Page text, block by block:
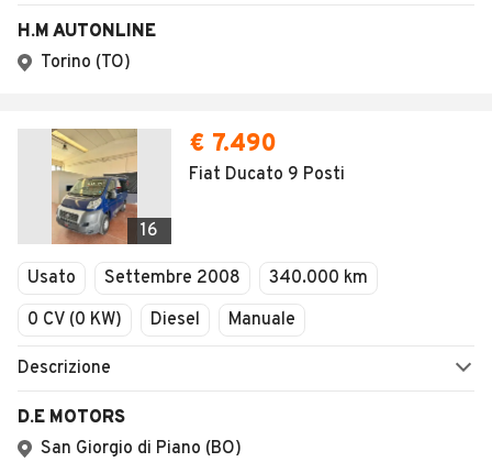
H.M AUTONLINE
Torino (TO)
16
€ 7.490
Fiat Ducato 9 Posti
Usato Settembre 2008
340.000 km
0 CV (0 KW)
Diesel Manuale
Descrizione
D.E MOTORS
San Giorgio di Piano (BO)